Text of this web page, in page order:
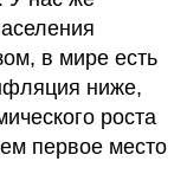
в мире есть
ниже,
роста
первое место